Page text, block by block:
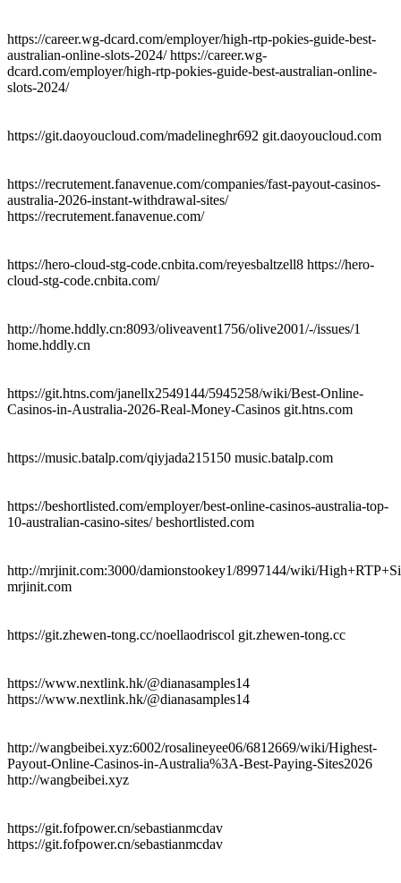
https://career.wg-dcard.com/employer/high-rtp-pokies-guide-best-
australian-online-slots-2024/ https://career.wg-
dcard.com/employer/high-rtp-pokies-guide-best-australian-online-
slots-2024/
https://git.daoyoucloud.com/madelineghr692 git.daoyoucloud.com
https://recrutement.fanavenue.com/companies/fast-payout-casinos-
australia-2026-instant-withdrawal-sites/
https://recrutement.fanavenue.com/
https://hero-cloud-stg-code.cnbita.com/reyesbaltzell8 https://hero-
cloud-stg-code.cnbita.com/
http://home.hddly.cn:8093/oliveavent1756/olive2001/-/issues/1
home.hddly.cn
https://git.htns.com/janellx2549144/5945258/wiki/Best-Online-
Casinos-in-Australia-2026-Real-Money-Casinos git.htns.com
https://music.batalp.com/qiyjada215150 music.batalp.com
https://beshortlisted.com/employer/best-online-casinos-australia-top-
10-australian-casino-sites/ beshortlisted.com
http://mrjinit.com:3000/damionstookey1/8997144/wiki/
mrjinit.com
https://git.zhewen-tong.cc/noellaodriscol git.zhewen-tong.cc
https://www.nextlink.hk/@dianasamples14
https://www.nextlink.hk/@dianasamples14
http://wangbeibei.xyz:6002/rosalineyee06/6812669/wiki/Highest-
Payout-Online-Casinos-in-Australia%3A-Best-Paying-Sites2026
http://wangbeibei.xyz
https://git.fofpower.cn/sebastianmcdav
https://git.fofpower.cn/sebastianmcdav